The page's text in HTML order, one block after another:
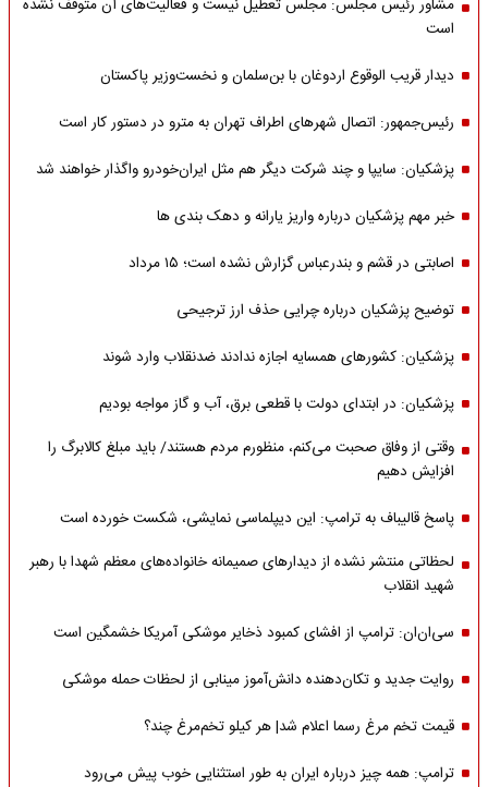
مشاور رئیس مجلس: مجلس تعطیل نیست و فعالیت‌های آن متوقف نشده
است
دیدار قریب الوقوع اردوغان با بن‌سلمان و نخست‌وزیر پاکستان
رئیس‌جمهور: اتصال شهرهای اطراف تهران به مترو در دستور کار است
پزشکیان: سایپا و چند شرکت دیگر هم مثل ایران‌خودرو واگذار خواهند شد
خبر مهم پزشکیان درباره واریز یارانه و دهک بندی ها
اصابتی در قشم و بندرعباس گزارش نشده است؛ ۱۵ مرداد
توضیح پزشکیان درباره چرایی حذف ارز ترجیحی
پزشکیان: کشورهای همسایه اجازه ندادند ضدنقلاب وارد شوند
پزشکیان: در ابتدای دولت با قطعی برق، آب و گاز مواجه بودیم
وقتی از وفاق صحبت می‌کنم، منظورم مردم هستند/ باید مبلغ کالابرگ را
افزایش دهیم
پاسخ قالیباف به ترامپ: این دیپلماسی نمایشی، شکست خورده است
لحظاتی منتشر نشده از دیدارهای صمیمانه خانواده‌های معظم شهدا با رهبر
شهید انقلاب
سی‌ان‌ان: ترامپ از افشای کمبود ذخایر موشکی آمریکا خشمگین است
روایت جدید و تکان‌دهنده دانش‌آموز مینابی از لحظات حمله موشکی
قیمت تخم مرغ رسما اعلام شد| هر کیلو تخم‌مرغ چند؟
ترامپ: همه چیز درباره ایران به طور استثنایی خوب پیش می‌رود